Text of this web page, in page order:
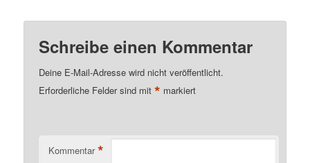
Schreibe einen Kommentar
Deine E-Mail-Adresse wird nicht veröffentlicht.
Erforderliche Felder sind mit* markiert
Kommentar *